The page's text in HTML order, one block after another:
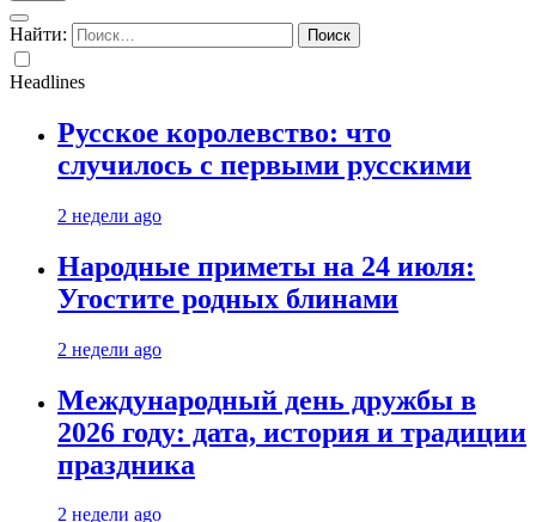
Найти:
Headlines
Русское королевство: что
случилось с первыми русскими
2 недели ago
Народные приметы на 24 июля:
Угостите родных блинами
2 недели ago
Международный день дружбы в
2026 году: дата, история и традиции
праздника
2 недели ago